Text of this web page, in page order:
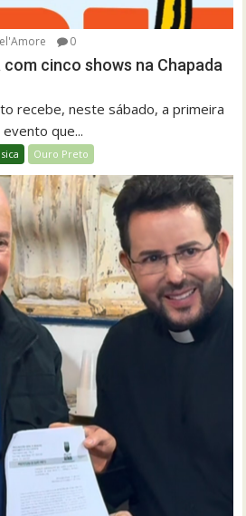
0
cinco shows na Chapada
recebe, neste sábado, a primeira
que...
Ouro Preto